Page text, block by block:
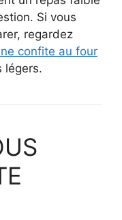
Si vous
regardez
confite au four
légers.